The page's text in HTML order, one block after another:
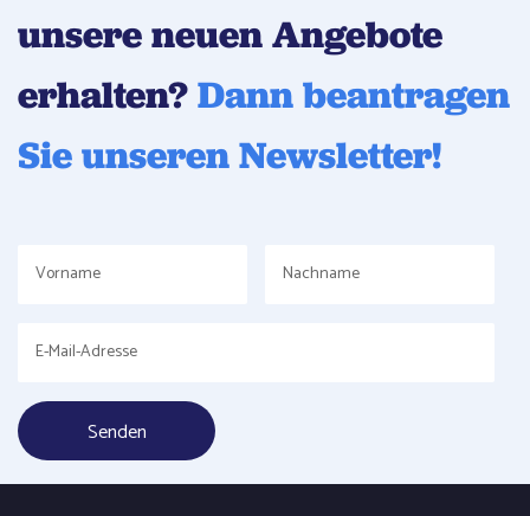
unsere neuen Angebote
erhalten? Dann beantragen
Sie unseren Newsletter!